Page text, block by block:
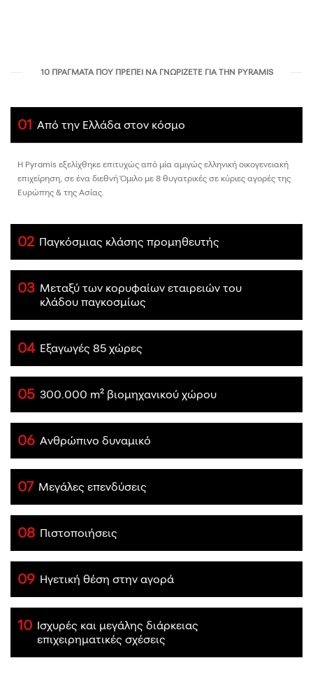
10 ΠΡΆΓΜΑΤΑ ΠΟΥ ΠΡΈΠΕΙ ΝΑ ΓΝΩΡΊΖΕΤΕ ΓΙΑ ΤΗΝ PYRAMIS
01 Από την Ελλάδα στον κόσμο
Η Pyramis εξελίχθηκε επιτυχώς από μία αμιγώς ελληνική οικογενειακή
επιχείρηση, σε ένα διεθνή Όμιλο με 8 θυγατρικές σε κύριες αγορές της
Ευρώπης & της Ασίας.
02 Παγκόσμιας κλάσης προμηθευτής
03 Μεταξύ των κορυφαίων εταιρειών του
κλάδου παγκοσμίως
04 Εξαγωγές 85 χώρες
05 300.000 m² βιομηχανικού χώρου
06 Ανθρώπινο δυναμικό
07 Μεγάλες επενδύσεις
08 Πιστοποιήσεις
09 Ηγετική θέση στην αγορά
10 Ισχυρές και μεγάλης διάρκειας
επιχειρηματικές σχέσεις